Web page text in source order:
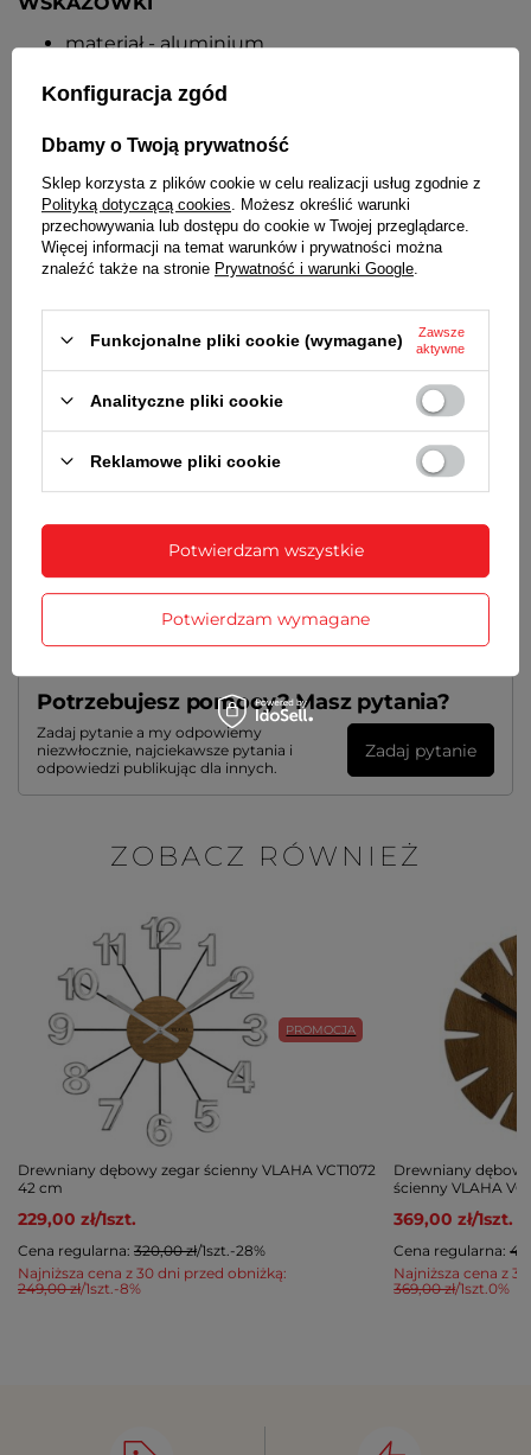
materiał - aluminium
INDEKSY
wycięcia w obudowie zegara
MECHANIZM
kwarcowy UTS
skokowy, tykający ale bardzo cichy
1 bateria typu AA (R6)
WYMIARY
32,5 cm x 32,5 cm x 3,5 cm [szer x wys x gł]
grubość tarczy dębowej - ok. 1,7 cm
SZCZEGÓŁOWE DANE
Potrzebujesz pomocy? Masz pytania?
Zadaj pytanie a my odpowiemy
niezwłocznie, najciekawsze pytania i
odpowiedzi publikując dla innych.
Zadaj pytanie
ZOBACZ RÓWNIEŻ
PROMOCJA
Drewniany dębowy zegar ścienny VLAHA VCT1072
42 cm
229,00 zł/1szt.
Najniższa cena z 30 dni przed obniżką:
249,00 zł/1szt.-8%
Cena regularna: 320,00 zł/1szt.-28%
Drewniany
ścienny VLAHA
369,00 zł/1szt.
Najniższa cena z
369,00 zł/1szt.0%
Cena regularna:
Konfiguracja zgód
Dbamy o Twoją prywatność
Sklep korzysta z plików cookie w celu realizacji usług zgodnie z
Polityką dotyczącą cookies . Możesz określić warunki
przechowywania lub dostępu do cookie w Twojej przeglądarce.
Więcej informacji na temat warunków i prywatności można
znaleźć także na stronie Prywatność i warunki Google
Funkcjonalne pliki cookie (wymagane)
Zawsze
aktywne
Analityczne pliki cookie
Reklamowe pliki cookie
Potwierdzam wymagane
Potwierdzam wszystkie